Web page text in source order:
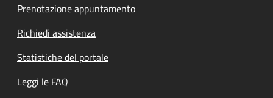
Prenotazione appuntamento
Richiedi assistenza
Statistiche del portale
Leggi le FAQ